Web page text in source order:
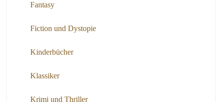
Fantasy
Fiction und Dystopie
Kinderbücher
Klassiker
Krimi und Thriller